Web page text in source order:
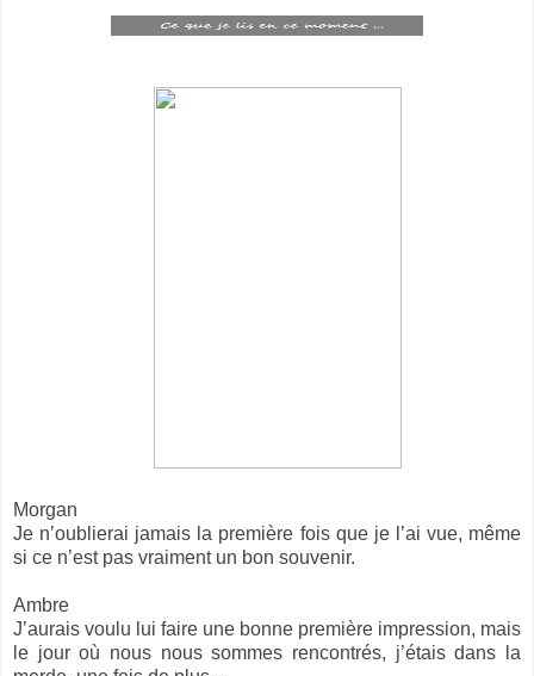
Morgan
Je n’oublierai jamais la première fois que je l’ai vue, même
si ce n’est pas vraiment un bon souvenir.
Ambre
J’aurais voulu lui faire une bonne première impression, mais
le jour où nous nous sommes rencontrés, j’étais dans la